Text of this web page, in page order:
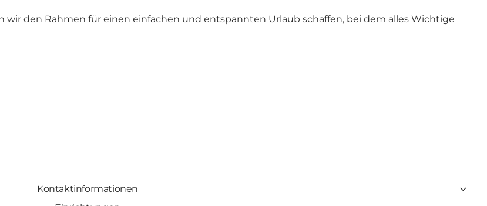
den Rahmen für einen einfachen und entspannten Urlaub schaffen, bei dem alles Wichtige
Kontaktinformationen